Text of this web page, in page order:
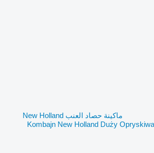
ماكينة حصاد العنب New Holland
Kombajn New Holland Duży